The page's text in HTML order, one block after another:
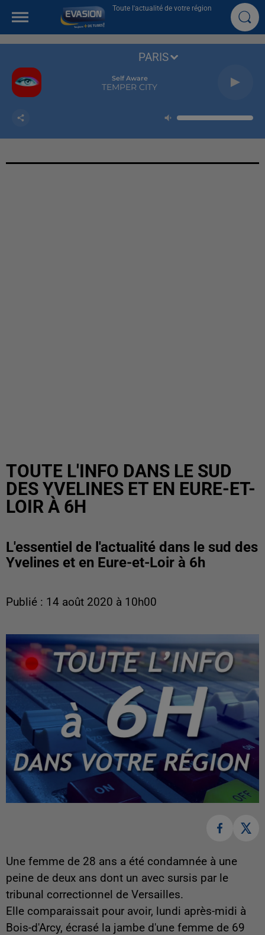
Toute l'actualité de votre région
Self Aware
TEMPER CITY
PARIS
TOUTE L'INFO DANS LE SUD
DES YVELINES ET EN EURE-ET-
LOIR À 6H
L'essentiel de l'actualité dans le sud des
Yvelines et en Eure-et-Loir à 6h
Publié : 14 août 2020 à 10h00
Une femme de 28 ans a été condamnée à une
peine de deux ans dont un avec sursis par le
tribunal correctionnel de Versailles.
Elle comparaissait pour avoir, lundi après-midi à
Bois-d'Arcy, écrasé la jambe d'une femme de 69